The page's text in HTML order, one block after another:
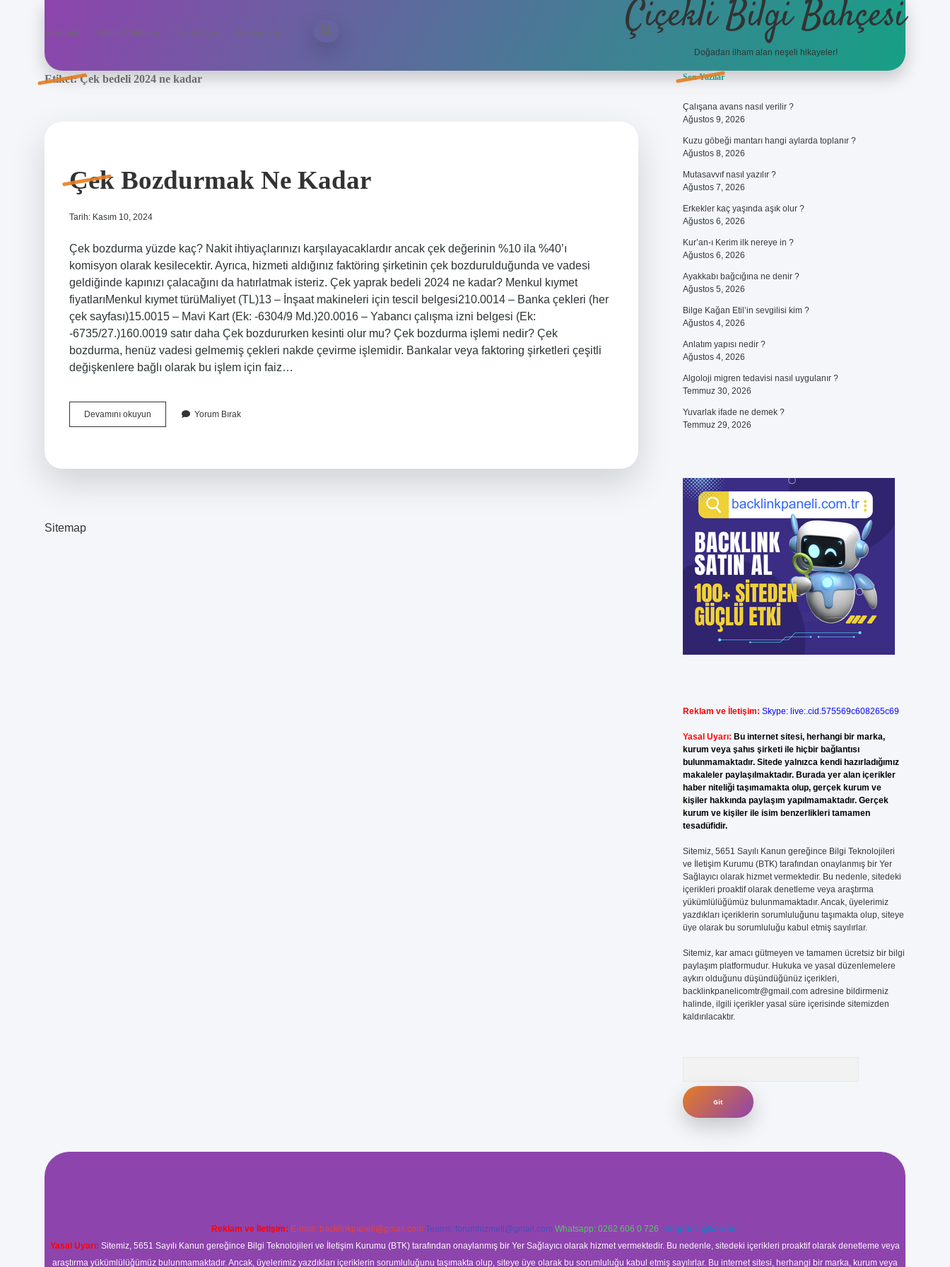
Anasayfa Gizlilik Politikası Yasal Uyarı Hakkımızda Çiçekli Bilgi Bahçesi
Doğadan ilham alan neşeli hikayeler!
Etiket:Çek bedeli 2024 ne kadar
Çek Bozdurmak Ne Kadar
Tarih: Kasım 10, 2024
Çek bozdurma yüzde kaç? Nakit ihtiyaçlarınızı karşılayacaklardır ancak çek değerinin %10 ila %40’ı
komisyon olarak kesilecektir. Ayrıca, hizmeti aldığınız faktöring şirketinin çek bozdurulduğunda ve vadesi
geldiğinde kapınızı çalacağını da hatırlatmak isteriz. Çek yaprak bedeli 2024 ne kadar? Menkul kıymet
fiyatlarıMenkul kıymet türüMaliyet (TL)13 – İnşaat makineleri için tescil belgesi210.0014 – Banka çekleri (her
çek sayfası)15.0015 – Mavi Kart (Ek: -6304/9 Md.)20.0016 – Yabancı çalışma izni belgesi (Ek:
-6735/27.)160.0019 satır daha Çek bozdururken kesinti olur mu? Çek bozdurma işlemi nedir? Çek
bozdurma, henüz vadesi gelmemiş çekleri nakde çevirme işlemidir. Bankalar veya faktoring şirketleri çeşitli
değişkenlere bağlı olarak bu işlem için faiz…
Devamını okuyun
Bozdurmak
Yorum Bırak
Sitemap
Sidebar
Son Yazılar
Çalışana avans nasıl verilir ?
Ağustos 9, 2026
Kuzu göbeği mantarı hangi aylarda toplanır ?
Ağustos 8, 2026
Mutasavvıf nasıl yazılır ?
Ağustos 7, 2026
Erkekler kaç yaşında aşık olur ?
Ağustos 6, 2026
Kur’an-ı Kerim ilk nereye in ?
Ağustos 6, 2026
Ayakkabı bağcığına ne denir ?
Ağustos 5, 2026
Bilge Kağan Etil’in sevgilisi kim ?
Ağustos 4, 2026
Anlatım yapısı nedir ?
Ağustos 4, 2026
Algoloji migren tedavisi nasıl uygulanır ?
Temmuz 30, 2026
Yuvarlak ifade ne demek ?
Temmuz 29, 2026
Reklam ve İletişim: Skype: live:.cid.575569c608265c69
Yasal Uyarı: Bu internet sitesi, herhangi bir marka,
kurum veya şahıs şirketi ile hiçbir bağlantısı
bulunmamaktadır. Sitede yalnızca kendi hazırladığımız
makaleler paylaşılmaktadır. Burada yer alan içerikler
haber niteliği taşımamakta olup, gerçek kurum ve
kişiler hakkında paylaşım yapılmamaktadır. Gerçek
kurum ve kişiler ile isim benzerlikleri tamamen
tesadüfidir.
Sitemiz, 5651 Sayılı Kanun gereğince Bilgi Teknolojileri
ve İletişim Kurumu (BTK) tarafından onaylanmış bir Yer
Sağlayıcı olarak hizmet vermektedir. Bu nedenle, sitedeki
içerikleri proaktif olarak denetleme veya araştırma
yükümlülüğümüz bulunmamaktadır. Ancak, üyelerimiz
yazdıkları içeriklerin sorumluluğunu taşımakta olup, siteye
üye olarak bu sorumluluğu kabul etmiş sayılırlar.
Sitemiz, kar amacı gütmeyen ve tamamen ücretsiz bir bilgi
paylaşım platformudur. Hukuka ve yasal düzenlemelere
aykırı olduğunu düşündüğünüz içerikleri,
backlinkpanelicomtr@gmail.comadresine bildirmeniz
halinde, ilgili içerikler yasal süre içerisinde sitemizden
kaldırılacaktır.
Reklam ve İletişim: E-mail: backlinkpaneli@gmail.com Teams: forumhizmeti@gmail.com Whatsapp: 0262 606 0 726 Telegram: @karabul
Yasal Uyarı: Sitemiz, 5651 Sayılı Kanun gereğince Bilgi Teknolojileri ve İletişim Kurumu (BTK) tarafından onaylanmış bir Yer Sağlayıcı olarak hizmet vermektedir. Bu nedenle, sitedeki içerikleri proaktif olarak denetleme veya
araştırma yükümlülüğümüz bulunmamaktadır. Ancak, üyelerimiz yazdıkları içeriklerin sorumluluğunu taşımakta olup, siteye üye olarak bu sorumluluğu kabul etmiş sayılırlar. Bu internet sitesi, herhangi bir marka, kurum veya